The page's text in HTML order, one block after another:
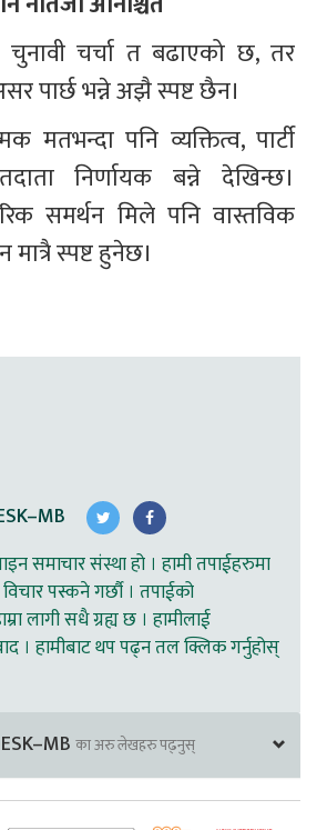
चुनावी चर्चा त बढाएको छ, तर
पार्छ भन्ने अझै स्पष्ट छैन।
मतभन्दा पनि व्यक्तित्व, पार्टी
निर्णायक बन्ने देखिन्छ।
समर्थन मिले पनि वास्तविक
स्पष्ट हुनेछ।
समाचार संस्था हो । हामी तपाईहरुमा
पस्कने गर्छौ । तपाईको
लागी सधै ग्रह्य छ । हामीलाई
। हामीबाट थप पढ्न तल क्लिक गर्नुहोस्
का अरु लेखहरु पढ्नुस्